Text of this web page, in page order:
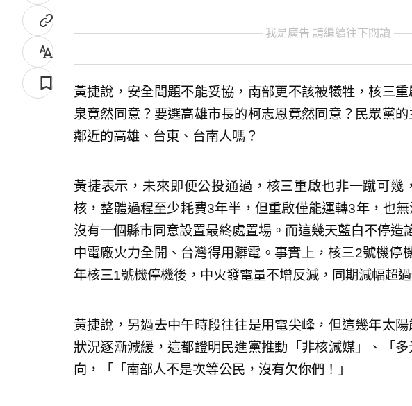
我是廣告 請繼續往下閱讀
黃捷說，安全問題不能妥協，南部更不該被犧牲，核三
泉竟然同意？要選高雄市長的柯志恩竟然同意？民眾黨
鄰近的高雄、台東、台南人嗎？
黃捷表示，未來即便公投通過，核三重啟也非一蹴可幾
核，整體過程至少耗費3年半，但重啟僅能運轉3年，也
沒有一個縣市同意設置最終處置場。而這幾天藍白不停造
中電廠火力全開、台灣得用髒電。事實上，核三2號機停
年核三1號機停機後，中火發電量不增反減，同期減幅超過
黃捷說，另過去中午時段往往是用電尖峰，但這幾年太
狀況逐漸減緩，這都證明民進黨推動「非核減媒」、「
向，「「南部人不是次等公民，沒有欠你們！」